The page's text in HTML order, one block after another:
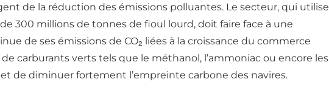
de la réduction des émissions polluantes. Le secteur, qui utilise
300 millions de tonnes de fioul lourd, doit faire face à une
de ses émissions de CO₂ liées à la croissance du commerce
de carburants verts tels que le méthanol, l’ammoniac ou encore les
de diminuer fortement l’empreinte carbone des navires.